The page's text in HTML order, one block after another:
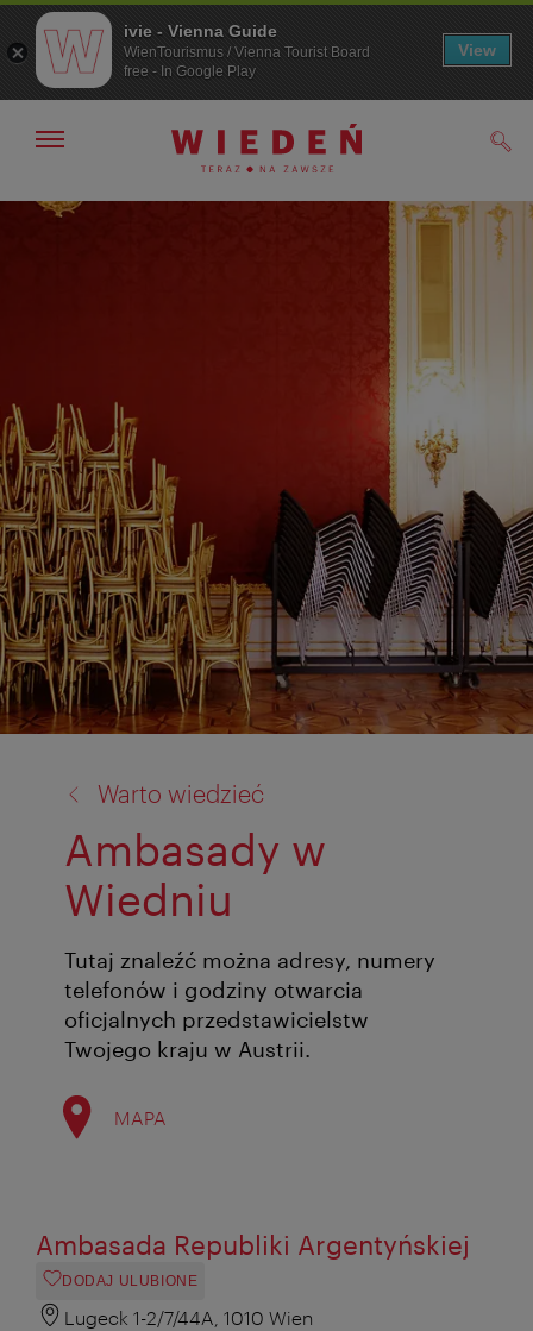
Przejdź
Przejdź
Pokaż/ukryj
Warto wiedzieć
Ambasady w
Wiedniu
Tutaj znaleźć można adresy, numery
telefonów i godziny otwarcia
oficjalnych przedstawicielstw
Twojego kraju w Austrii.
MAPA
Ambasada Republiki Argentyńskiej
DODAJ ULUBIONE
Lugeck 1-2/7/44A, 1010 Wien
ivie - Vienna Guide
WienTourismus / Vienna Tourist Board
free - In Google Play
View